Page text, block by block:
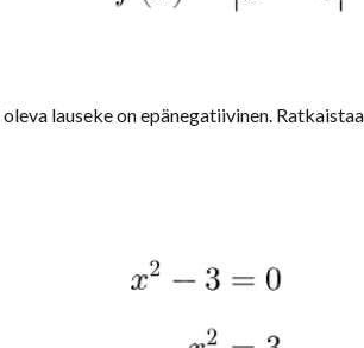
lauseke on epänegatiivinen.